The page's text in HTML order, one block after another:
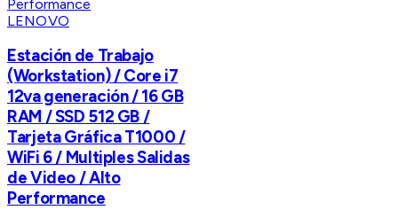
LENOVO
Estación de Trabajo
(Workstation) / Core i7
12va generación / 16 GB
RAM / SSD 512 GB /
Tarjeta Gráfica T1000 /
WiFi 6 / Multiples Salidas
de Video / Alto
Performance